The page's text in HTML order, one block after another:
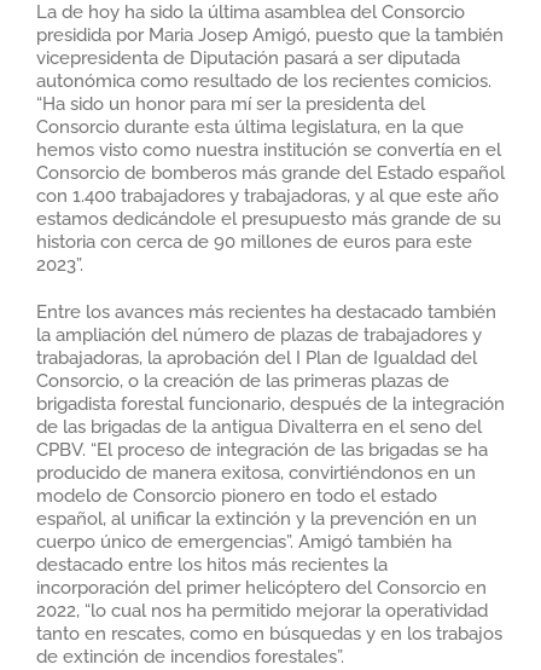
La de hoy ha sido la última asamblea del Consorcio
presidida por Maria Josep Amigó, puesto que la también
vicepresidenta de Diputación pasará a ser diputada
autonómica como resultado de los recientes comicios.
“Ha sido un honor para mí ser la presidenta del
Consorcio durante esta última legislatura, en la que
hemos visto como nuestra institución se convertía en el
Consorcio de bomberos más grande del Estado español
con 1.400 trabajadores y trabajadoras, y al que este año
estamos dedicándole el presupuesto más grande de su
historia con cerca de 90 millones de euros para este
2023”.
Entre los avances más recientes ha destacado también
la ampliación del número de plazas de trabajadores y
trabajadoras, la aprobación del I Plan de Igualdad del
Consorcio, o la creación de las primeras plazas de
brigadista forestal funcionario, después de la integración
de las brigadas de la antigua Divalterra en el seno del
CPBV. “El proceso de integración de las brigadas se ha
producido de manera exitosa, convirtiéndonos en un
modelo de Consorcio pionero en todo el estado
español, al unificar la extinción y la prevención en un
cuerpo único de emergencias”. Amigó también ha
destacado entre los hitos más recientes la
incorporación del primer helicóptero del Consorcio en
2022, “lo cual nos ha permitido mejorar la operatividad
tanto en rescates, como en búsquedas y en los trabajos
de extinción de incendios forestales”.